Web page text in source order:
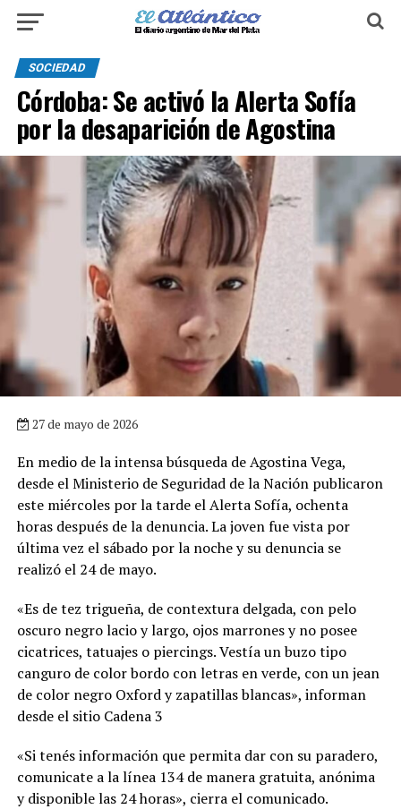
SOCIEDAD
Córdoba: Se activó la Alerta Sofía
por la desaparición de Agostina
27 de mayo de 2026
En medio de la intensa búsqueda de Agostina Vega,
desde el Ministerio de Seguridad de la Nación publicaron
este miércoles por la tarde el Alerta Sofía, ochenta
horas después de la denuncia. La joven fue vista por
última vez el sábado por la noche y su denuncia se
realizó el 24 de mayo.
«Es de tez trigueña, de contextura delgada, con pelo
oscuro negro lacio y largo, ojos marrones y no posee
cicatrices, tatuajes o piercings. Vestía un buzo tipo
canguro de color bordo con letras en verde, con un jean
de color negro Oxford y zapatillas blancas», informan
desde el sitio Cadena 3
«Si tenés información que permita dar con su paradero,
comunicate a la línea 134 de manera gratuita, anónima
y disponible las 24 horas», cierra el comunicado.